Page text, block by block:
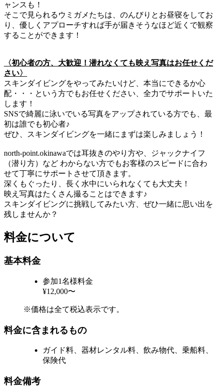
ャンスも！
そこで見られるウミガメたちは、のんびりとお昼寝をしてお
り、優しくアプローチすれば手が届きそうなほど近くで観察
することができます！
〈初心者の方、大歓迎！潜れなくても映え写真はお任せくだ
さい〉
スキンダイビングをやってみたいけど、本当にできるか心
配・・・という方でもお任せください、全力でサポートいた
します！
SNSで綺麗に泳いでいる写真をアップされている方でも、最
初は誰でも初心者♪
ぜひ、スキンダイビングを一緒にまずは楽しみましょう！
north-point.okinawaでは耳抜きのやり方や、ジャックナイフ
（潜り方）など わからない方でもお客様のスピードに合わ
せて丁寧にサポートさせて頂きます。
深くもぐったり、長く水中にいられなくても大丈夫！
映え写真はたくさん撮ることはできます♪
スキンダイビングに挑戦してみたい方、ぜひ一緒に思い出を
残しませんか？
料金について
基本料金
参加1名様料金
¥12,000〜
※価格は全て税込表示です。
料金に含まれるもの
ガイド料、器材レンタル料、飲み物代、乗船料、
保険代
料金備考